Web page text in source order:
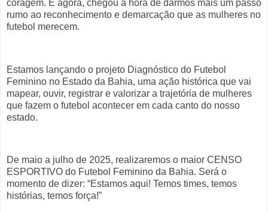
coragem. E agora, chegou a hora de darmos mais um passo
rumo ao reconhecimento e demarcação que as mulheres no
futebol merecem.
Estamos lançando o projeto Diagnóstico do Futebol
Feminino no Estado da Bahia, uma ação histórica que vai
mapear, ouvir, registrar e valorizar a trajetória de mulheres
que fazem o futebol acontecer em cada canto do nosso
estado.
De maio a julho de 2025, realizaremos o maior CENSO
ESPORTIVO do Futebol Feminino da Bahia. Será o
momento de dizer: “Estamos aqui! Temos times, temos
histórias, temos força!”